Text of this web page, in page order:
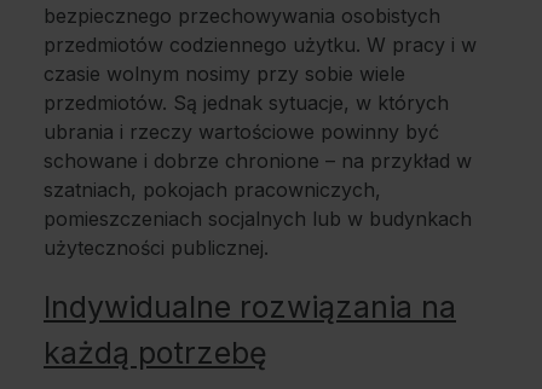
bezpiecznego przechowywania osobistych
przedmiotów codziennego użytku. W pracy i w
czasie wolnym nosimy przy sobie wiele
przedmiotów. Są jednak sytuacje, w których
ubrania i rzeczy wartościowe powinny być
schowane i dobrze chronione – na przykład w
szatniach, pokojach pracowniczych,
pomieszczeniach socjalnych lub w budynkach
użyteczności publicznej.
Indywidualne rozwiązania na
każdą potrzebę